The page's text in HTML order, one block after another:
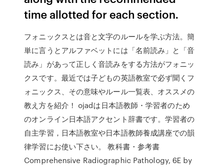
time allotted for each section.
フォニックスとは音と文字のルールを学ぶ方法。簡
単に言うとアルファベットには「名前読み」と「音
読み」があって正しく音読みをする方法がフォニッ
クスです。最近では子どもの英語教室で必ず聞くフ
ォニックス、その意味やルール一覧表、オススメの
教え方を紹介！ ojadは日本語教師・学習者のため
のオンライン日本語アクセント辞書です。学習者の
自主学習，日本語教室や日本語教師養成講座での韻
律学習にお使い下さい。 教科書・参考書
Comprehensive Radiographic Pathology, 6E by